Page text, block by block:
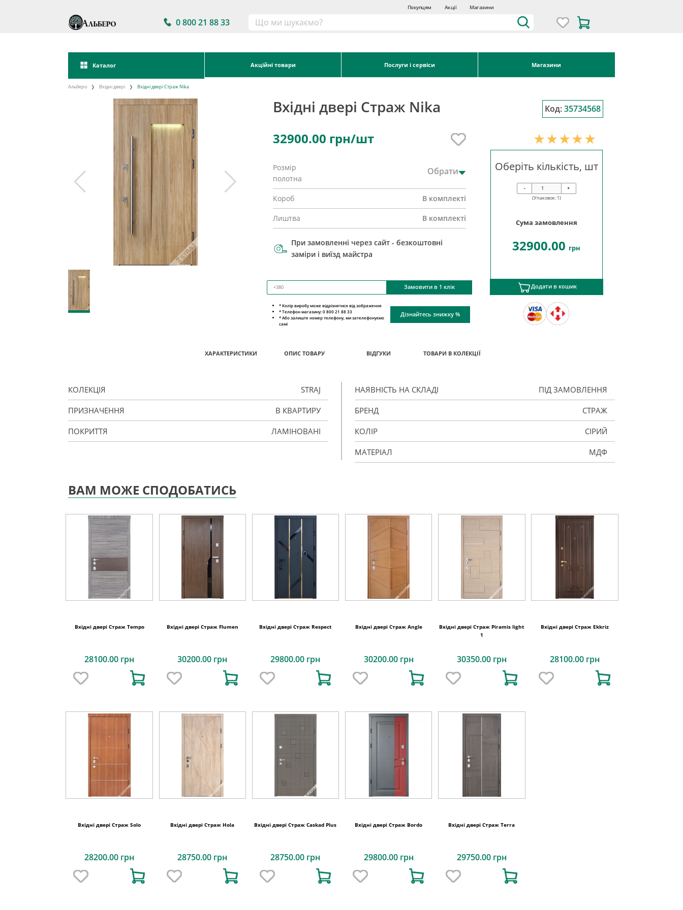
Покупцям Акції Магазини
0 800 21 88 33
Каталог Акційні товари Послуги і сервіси Магазини
Альберо Вхідні двері Вхідні двері Страж Nika
Вхідні двері Страж Nika Код: 35734568
32900.00 грн/шт
Розмір
полотна
Обрати
Короб В комплекті
Лиштва В комплекті
При замовленні через сайт - безкоштовні
заміри і виїзд майстра
Замовити в 1 клік
Оберіть кількість, шт
-
+
(Упаковок: 1)
Сума замовлення
32900.00 грн
Додати в кошик
* Колір виробу може відрізнятися від зображення
* Телефон магазину: 0 800 21 88 33
* Або залиште номер телефону, ми зателефонуємо
самі
Дізнайтесь знижку %
ХАРАКТЕРИСТИКИ ОПИС ТОВАРУ ВІДГУКИ ТОВАРИ В КОЛЕКЦІЇ
КОЛЕКЦІЯ STRAJ
ПРИЗНАЧЕННЯ В КВАРТИРУ
ПОКРИТТЯ ЛАМІНОВАНІ
НАЯВНІСТЬ НА СКЛАДІ ПІД ЗАМОВЛЕННЯ
БРЕНД СТРАЖ
КОЛІР СІРИЙ
МАТЕРІАЛ МДФ
ВАМ МОЖЕ СПОДОБАТИСЬ
Вхідні двері Страж Tempo
28100.00 грн
Вхідні двері Страж Flumen
30200.00 грн
Вхідні двері Страж Respect
29800.00 грн
Вхідні двері Страж Angle
30200.00 грн
Вхідні двері Страж Piramis light
1
30350.00 грн
Вхідні двері Страж Ekkriz
28100.00 грн
Вхідні двері Страж Solo
28200.00 грн
Вхідні двері Страж Hola
28750.00 грн
Вхідні двері Страж Caskad Plus
28750.00 грн
Вхідні двері Страж Bordo
29800.00 грн
Вхідні двері Страж Terra
29750.00 грн